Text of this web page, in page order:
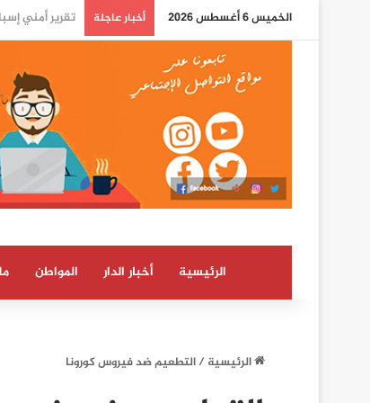
الخميس 6 أغسطس 2026 أخبار عاجلة واشنطن تكسر
الرئيسية أخبار الدار المواطن
الرئيسية/التطعيم ضد فيروس كورونا